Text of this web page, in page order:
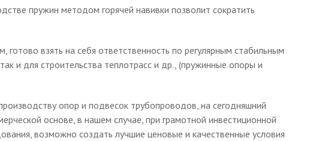
пружин методом горячей навивки позволит сократить
взять на себя ответственность по регулярным стабильным
и для строительства теплотрасс и др., (пружинные опоры и
опор и подвесок трубопроводов, на сегодняшний
основе, в нашем случае, при грамотной инвестиционной
возможно создать лучшие ценовые и качественные условия